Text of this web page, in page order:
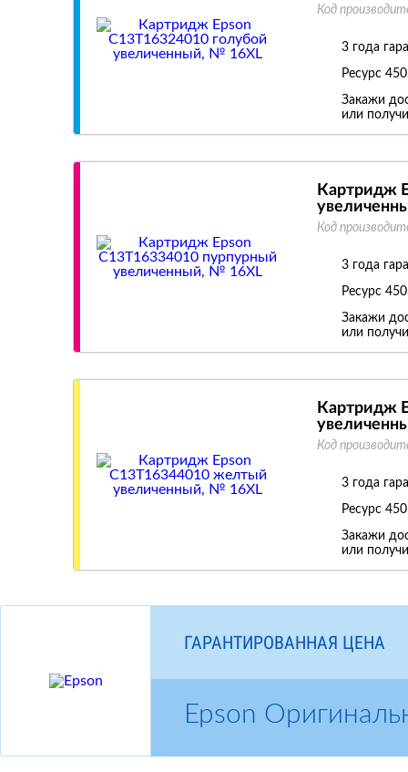
Код
3 года
Ресурс
Закажи
или
Картридж
Код
3 года
Ресурс
Закажи
или
Картридж
Код
3 года
Ресурс
Закажи
или
ГАРАНТИРОВАННАЯ ЦЕНА
Epson